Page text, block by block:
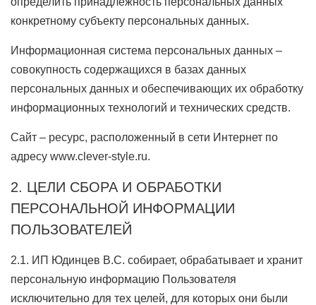
конкретному субъекту персональных данных.
Информационная система персональных данных –
совокупность содержащихся в базах данных
персональных данных и обеспечивающих их обработку
информационных технологий и технических средств.
Сайт – ресурс, расположенный в сети Интернет по
адресу www.clever-style.ru.
2. ЦЕЛИ СБОРА И ОБРАБОТКИ
ПЕРСОНАЛЬНОЙ ИНФОРМАЦИИ
ПОЛЬЗОВАТЕЛЕЙ
2.1. ИП Юдинцев В.С. собирает, обрабатывает и хранит
персональную информацию Пользователя
исключительно для тех целей, для которых они были